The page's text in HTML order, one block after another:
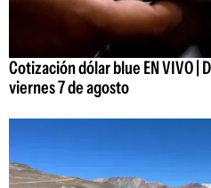
Cotización dólar blue EN VIVO |
viernes 7 de agosto